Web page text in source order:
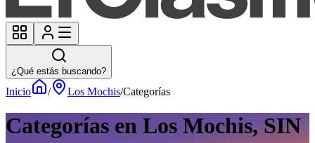
¿Qué estás buscando?
Inicio / Los Mochis/Categorías
Categorías en Los Mochis, SIN